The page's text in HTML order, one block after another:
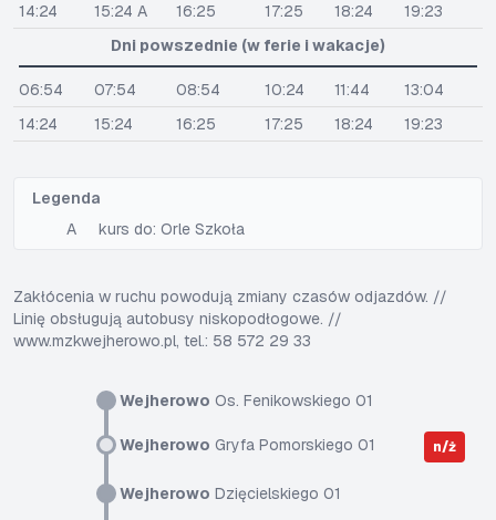
Wejherowo Os. Fenikowskiego 01
Wejherowo Gryfa Pomorskiego 01 n/ż
Wejherowo Dzięcielskiego 01
14:24
15:24 A 16:25 17:25 18:24
19:23
Dni powszednie (w ferie i wakacje)
06:54 07:54 08:54 10:24 11:44
13:04
14:24
15:24 16:25 17:25 18:24 19:23
Legenda
A
kurs do: Orle Szkoła
Zakłócenia w ruchu powodują zmiany czasów odjazdów. //
Linię obsługują autobusy niskopodłogowe. //
www.mzkwejherowo.pl, tel.: 58 572 29 33